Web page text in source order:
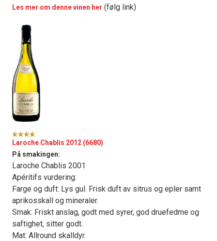
Les mer om denne vinen her (følg link)
Laroche Chablis 2012 (6680)
På smakingen:
Laroche Chablis 2001
Apéritifs vurdering:
Farge og duft: Lys gul. Frisk duft av sitrus og epler samt
aprikosskall og mineraler.
Smak: Friskt anslag, godt med syrer, god druefedme og
saftighet, sitter godt.
Mat: Allround skalldyr.